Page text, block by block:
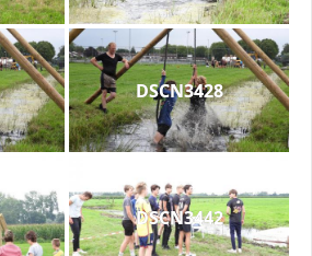
DSCN3428
DSCN3442